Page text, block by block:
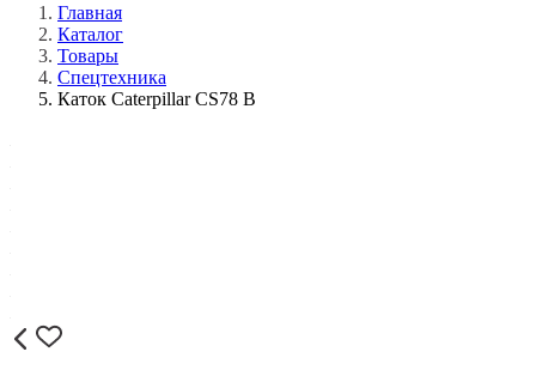
Главная
Каталог
Товары
Спецтехника
Каток Caterpillar CS78 B